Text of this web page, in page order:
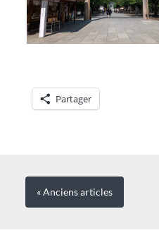
Partager
« Anciensarticles